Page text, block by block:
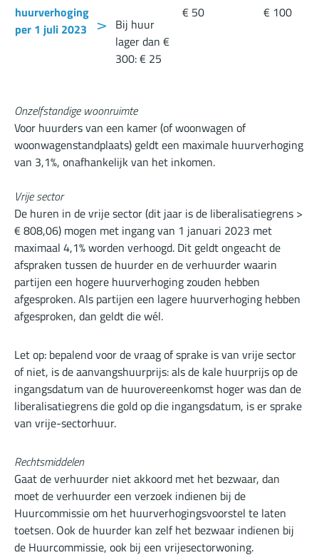
huurverhoging
per 1 juli 2023
Bij huur
lager dan €
300: € 25
€ 50 € 100
Onzelfstandige woonruimte
Voor huurders van een kamer (of woonwagen of
woonwagenstandplaats) geldt een maximale huurverhoging
van 3,1%, onafhankelijk van het inkomen.
Vrije sector
De huren in de vrije sector (dit jaar is de liberalisatiegrens >
€ 808,06) mogen met ingang van 1 januari 2023 met
maximaal 4,1% worden verhoogd. Dit geldt ongeacht de
afspraken tussen de huurder en de verhuurder waarin
partijen een hogere huurverhoging zouden hebben
afgesproken. Als partijen een lagere huurverhoging hebben
afgesproken, dan geldt die wél.
Let op: bepalend voor de vraag of sprake is van vrije sector
of niet, is de aanvangshuurprijs: als de kale huurprijs op de
ingangsdatum van de huurovereenkomst hoger was dan de
liberalisatiegrens die gold op die ingangsdatum, is er sprake
van vrije-sectorhuur.
Rechtsmiddelen
Gaat de verhuurder niet akkoord met het bezwaar, dan
moet de verhuurder een verzoek indienen bij de
Huurcommissie om het huurverhogingsvoorstel te laten
toetsen. Ook de huurder kan zelf het bezwaar indienen bij
de Huurcommissie, ook bij een vrijesectorwoning.